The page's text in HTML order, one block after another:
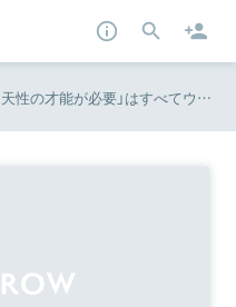
「マネジャーには天性の才能が必要」はすべてウソ | マネジャーとして一番大切なこと | ダイヤモンド・オンライン